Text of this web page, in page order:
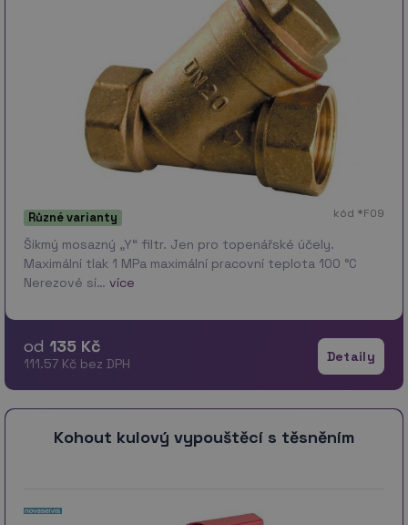
kód *F09
Různé varianty
Šikmý mosazný „Y“ filtr. Jen pro topenářské účely.
Maximální tlak 1 MPa maximální pracovní teplota 100 °C
Nerezové sí… více
Detaily
od 135 Kč
111.57 Kč bez DPH
Kohout kulový vypouštěcí s těsněním